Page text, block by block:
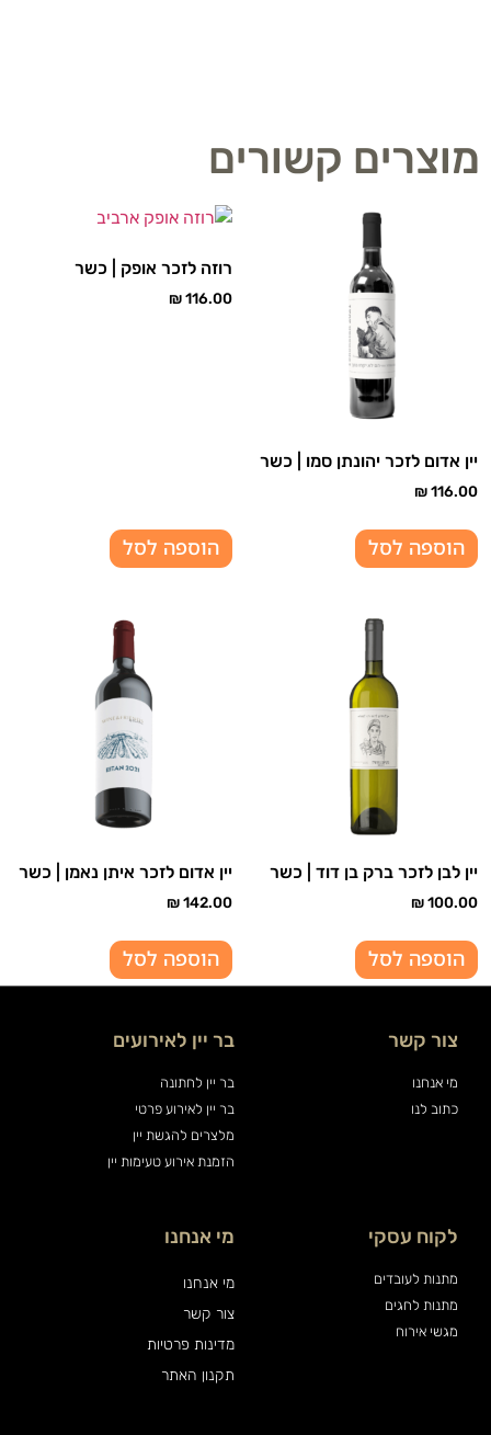
מוצרים קשורים
יין אדום לזכר יהונתן סמו | כשר
₪116.00
הוספה לסל
רוזה לזכר אופק | כשר
₪116.00
הוספה לסל
יין לבן לזכר ברק בן דוד | כשר
₪100.00
הוספה לסל
יין אדום לזכר איתן נאמן | כשר
₪142.00
הוספה לסל
צור קשר
מי אנחנו
כתוב לנו
בר יין לאירועים
בר יין לחתונה
בר יין לאירוע פרטי
מלצרים להגשת יין
הזמנת אירוע טעימות יין
לקוח עסקי
מתנות לעובדים
מתנות לחגים
מגשי אירוח
מי אנחנו
מי אנחנו
צור קשר
מדינות פרטיות
תקנון האתר